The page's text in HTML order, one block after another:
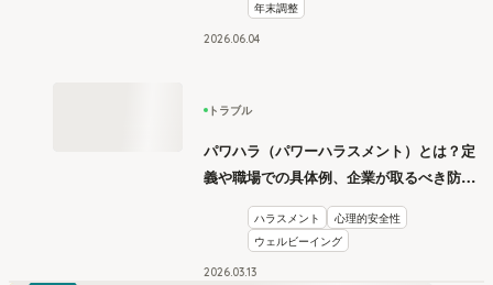
年末調整
2026.06 04
トラブル
パワハラ（パワーハラスメント）とは？定
義や職場での具体例、企業が取るべき防止
措置を学ぶ
ハラスメント
心理的安全性
ウェルビーイング
2026.0313